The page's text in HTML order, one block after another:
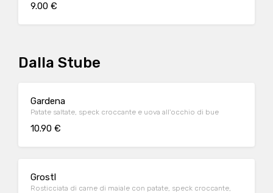
9.00 €
Dalla Stube
Gardena
Patate saltate, speck croccante e uova all'occhio di bue
10.90 €
Grostl
Rosticciata di carne di maiale con patate, speck croccante,